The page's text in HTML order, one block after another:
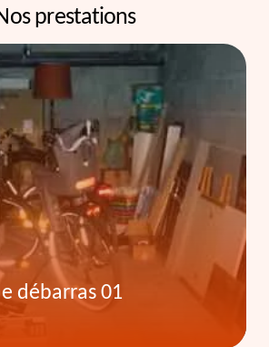
prestations
débarras 01